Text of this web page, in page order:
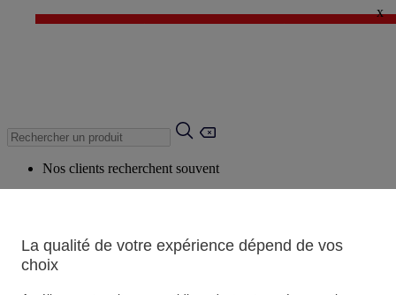
✨ LAST DAYS : Jusqu'à -60%* ✨
x
Nos clients recherchent souvent
Produits suggérés
Voir tous les produits
La qualité de votre expérience dépend de vos
choix